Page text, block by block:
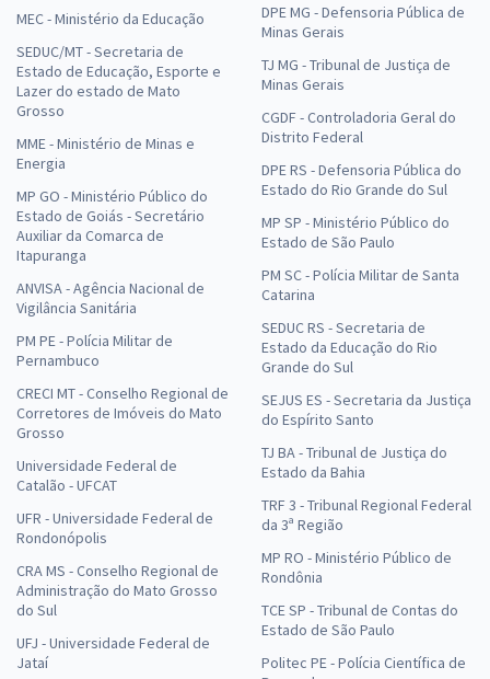
MEC - Ministério da Educação
SEDUC/MT - Secretaria de
Estado de Educação, Esporte e
Lazer do estado de Mato
Grosso
MME - Ministério de Minas e
Energia
MP GO - Ministério Público do
Estado de Goiás - Secretário
Auxiliar da Comarca de
Itapuranga
ANVISA - Agência Nacional de
Vigilância Sanitária
PM PE - Polícia Militar de
Pernambuco
CRECI MT - Conselho Regional de
Corretores de Imóveis do Mato
Grosso
Universidade Federal de
Catalão - UFCAT
UFR - Universidade Federal de
Rondonópolis
CRA MS - Conselho Regional de
Administração do Mato Grosso
do Sul
UFJ - Universidade Federal de
Jataí
DPE MG - Defensoria Pública de
Minas Gerais
TJ MG - Tribunal de Justiça de
Minas Gerais
CGDF - Controladoria Geral do
Distrito Federal
DPE RS - Defensoria Pública do
Estado do Rio Grande do Sul
MP SP - Ministério Público do
Estado de São Paulo
PM SC - Polícia Militar de Santa
Catarina
SEDUC RS - Secretaria de
Estado da Educação do Rio
Grande do Sul
SEJUS ES - Secretaria da Justiça
do Espírito Santo
TJ BA - Tribunal de Justiça do
Estado da Bahia
TRF 3 - Tribunal Regional Federal
da 3ª Região
MP RO - Ministério Público de
Rondônia
TCE SP - Tribunal de Contas do
Estado de São Paulo
Politec PE - Polícia Científica de